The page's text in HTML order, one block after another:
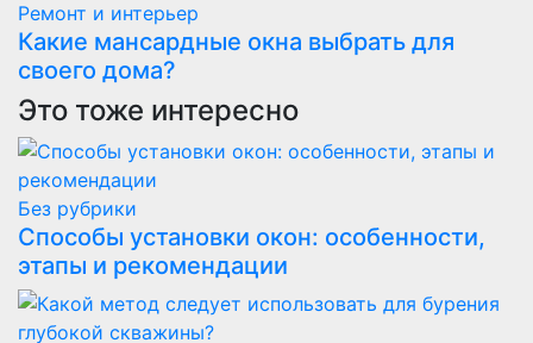
Ремонт и интерьер
Какие мансардные окна выбрать для
своего дома?
Это тоже интересно
Без рубрики
Способы установки окон: особенности,
этапы и рекомендации